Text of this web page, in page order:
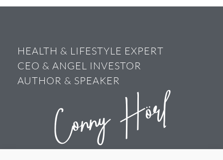
HEALTH & LIFESTYLE EXPERT
CEO & ANGEL INVESTOR
AUTHOR & SPEAKER
Conny Hörl